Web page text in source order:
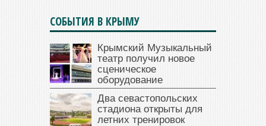
СОБЫТИЯ В КРЫМУ
Крымский Музыкальный
театр получил новое
сценическое
оборудование
Два севастопольских
стадиона открыты для
летних тренировок